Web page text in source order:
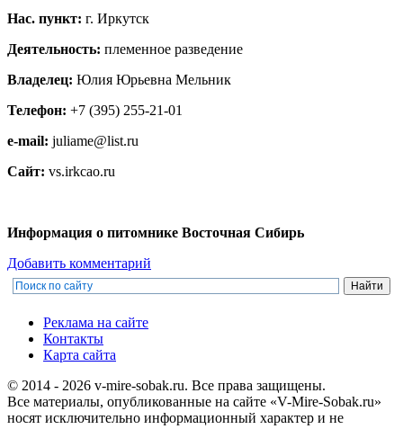
Нас. пункт: г. Иркутск
Деятельность: племенное разведение
Владелец: Юлия Юрьевна Мельник
Телефон: +7 (395) 255-21-01
e-mail: juliame@list.ru
Сайт: vs.irkcao.ru
Информация о питомнике Восточная Сибирь
Добавить комментарий
Реклама на сайте
Контакты
Карта сайта
© 2014 - 2026 v-mire-sobak.ru. Все права защищены.
Все материалы, опубликованные на сайте «V-Mire-Sobak.ru»
носят исключительно информационный характер и не